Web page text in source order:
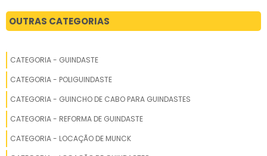
GUINDASTE SUCATEIRO
GUINDASTE GROVE GMK 5220
GUINDASTE RODOVIÁRIO MD30
OUTRAS CATEGORIAS
CATEGORIA - GUINDASTE
CATEGORIA - POLIGUINDASTE
CATEGORIA - GUINCHO DE CABO PARA GUINDASTES
CATEGORIA - REFORMA DE GUINDASTE
CATEGORIA - LOCAÇÃO DE MUNCK